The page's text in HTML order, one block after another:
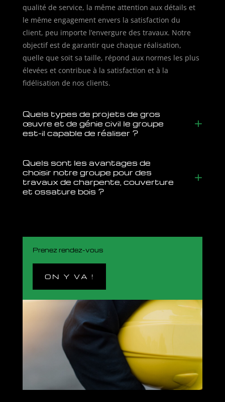
qualité de service, la même attention aux détails et
le même engagement envers la satisfaction du
client, peu importe l’envergure des travaux. Notre
objectif est de garantir que chaque réalisation,
quelle que soit sa taille, répond aux normes les plus
élevées et contribue à la satisfaction et à la
fidélisation de nos clients.
Quels types de projets de gros
œuvre et de génie civil le groupe
est-il capable de réaliser ?
Quels sont les avantages de
choisir notre groupe pour des
travaux de charpente, couverture
et ossature bois ?
Prenez rendez-vous
ON Y VA !